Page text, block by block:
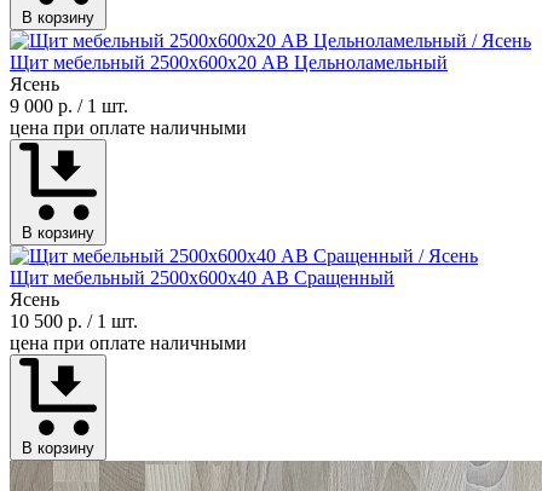
В корзину
Щит мебельный 2500х600х20 АВ Цельноламельный
Ясень
9 000 р. / 1 шт.
цена при оплате наличными
В корзину
Щит мебельный 2500х600х40 АВ Сращенный
Ясень
10 500 р. / 1 шт.
цена при оплате наличными
В корзину